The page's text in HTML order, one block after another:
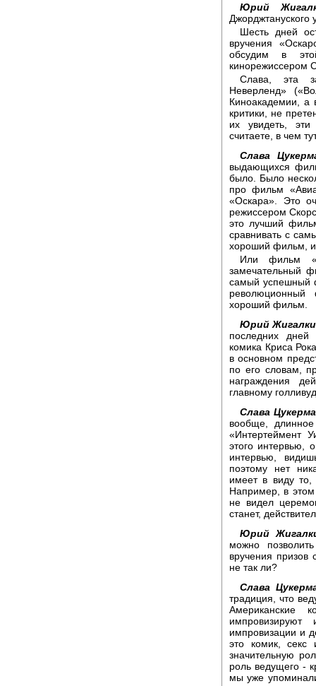
Юрий
Джорджтануского
Шесть дней
вручения
обсудим в
кинорежиссером
Слава, эта
Неверленд»
Киноакадемии, а
критики, не
их увидеть,
считаете, в чем
Слава
выдающихся
было. Было
про фильм
«Оскара». Это
режиссером
это лучший
сравнивать с
хороший фильм, и
Или фильм
замечательный
самый успешный
хороший фильм.
Юрий
последних
комика Криса
в основном
по его словам,
награждения
главному
Слава
вообще,
«Интертеймент
этого интервью,
интервью,
поэтому нет
имеет в виду то,
Например, в этом
не видел
станет,
Юрий
можно
вручения призов
не так ли?
Слава
традиция, что
Американские
импровизации и
это комик, секс
значительную
роль ведущего -
мы уже